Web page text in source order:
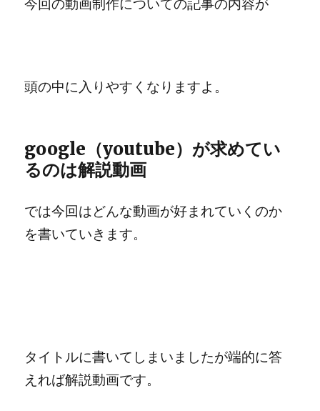
今回の動画制作についての記事の内容が
頭の中に入りやすくなりますよ。
google（youtube）が求めてい
るのは解説動画
では今回はどんな動画が好まれていくのか
を書いていきます。
タイトルに書いてしまいましたが端的に答
えれば解説動画です。